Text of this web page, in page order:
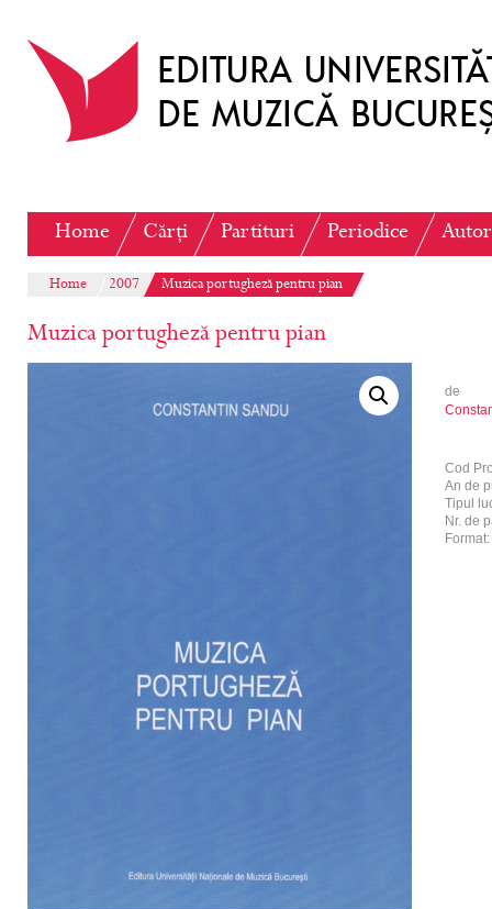
Home Cărți Partituri Periodice
Home 2007 Muzica portugheză pentru pian
Muzica portugheză pentru pian
de
Cod
An de
Tipul
Nr. de
Format: